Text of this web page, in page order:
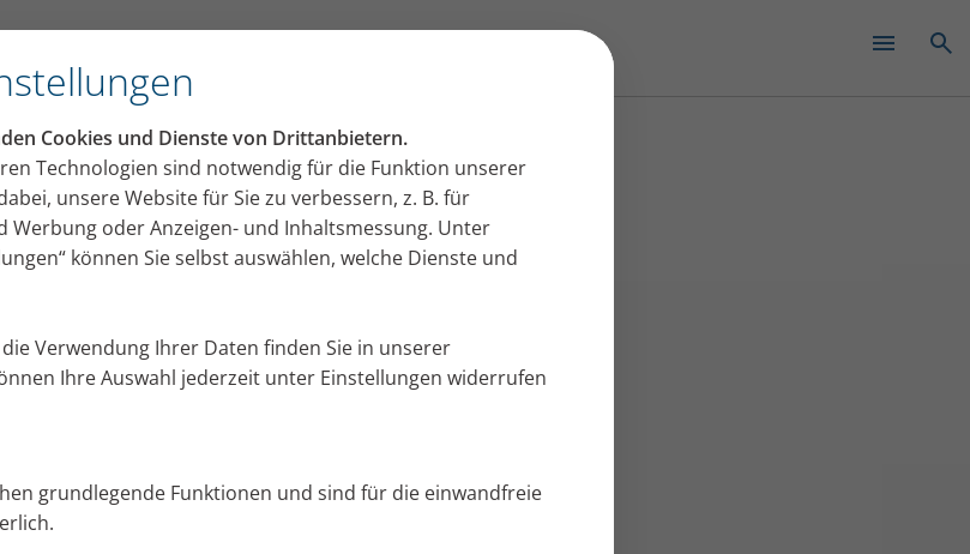
Cookies und Dienste von Drittanbietern.
Technologien sind notwendig für die Funktion unserer
unsere Website für Sie zu verbessern, z. B. für
Werbung oder Anzeigen- und Inhaltsmessung. Unter
können Sie selbst auswählen, welche Dienste und
Verwendung Ihrer Daten finden Sie in unserer
Ihre Auswahl jederzeit unter Einstellungen widerrufen
grundlegende Funktionen und sind für die einwandfreie